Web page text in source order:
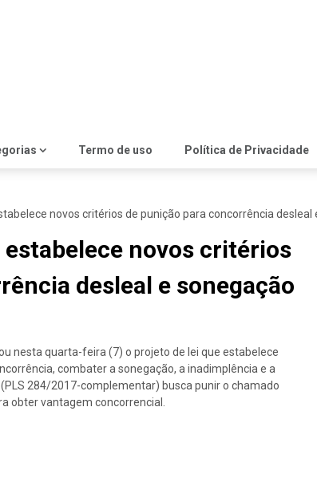
Termo de uso Política de Privacidade
novos critérios de punição para concorrência desleal
novos critérios
desleal e sonegação
nesta quarta-feira (7) o projeto de lei que estabelece
combater a sonegação, a inadimplência e a
284/2017-complementar) busca punir o chamado
obter vantagem concorrencial.